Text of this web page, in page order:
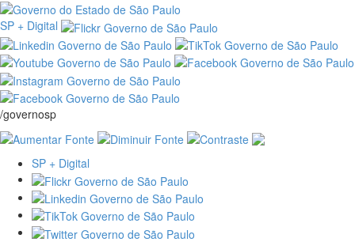
SP + Digital
/governosp
SP + Digital